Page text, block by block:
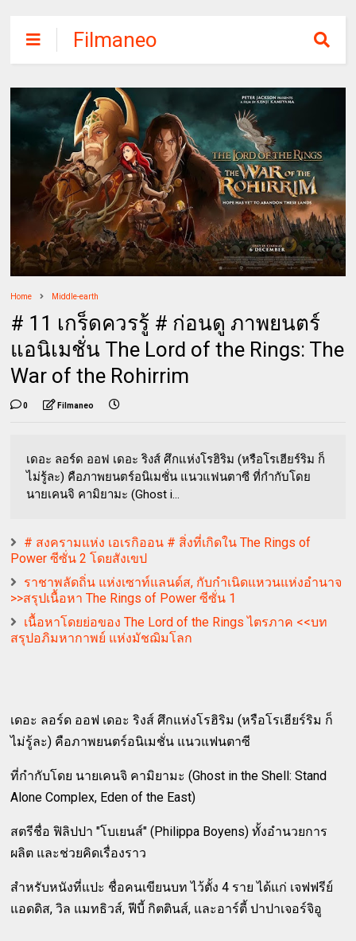
Filmaneo
Home Middle-earth
# 11 เกร็ดควรรู้ # ก่อนดู ภาพยนตร์
แอนิเมชั่น The Lord of the Rings: The
War of the Rohirrim
0 Filmaneo
เดอะ ลอร์ด ออฟ เดอะ ริงส์ ศึกแห่งโรฮิริม (หรือโรเฮียร์ริม ก็
ไม่รู้ละ) คือภาพยนตร์อนิเมชั่น แนวแฟนตาซี ที่กำกับโดย
นายเคนจิ คามิยามะ (Ghost i...
# สงครามแห่ง เอเรกิออน # สิ่งที่เกิดใน The Rings of
Power ซีซั่น 2 โดยสังเขป
ราชาพลัดถิ่น แห่งเซาท์แลนด์ส, กับกำเนิดแหวนแห่งอำนาจ
>>สรุปเนื้อหา The Rings of Power ซีซั่น 1
เนื้อหาโดยย่อของ The Lord of the Rings ไตรภาค <<บท
สรุปอภิมหากาพย์ แห่งมัชฌิมโลก
เดอะ ลอร์ด ออฟ เดอะ ริงส์ ศึกแห่งโรฮิริม (หรือโรเฮียร์ริม ก็
ไม่รู้ละ) คือภาพยนตร์อนิเมชั่น แนวแฟนตาซี
ที่กำกับโดย นายเคนจิ คามิยามะ (Ghost in the Shell: Stand
Alone Complex, Eden of the East)
สตรีชื่อ ฟิลิปปา "โบเยนส์" (Philippa Boyens) ทั้งอำนวยการ
ผลิต และช่วยคิดเรื่องราว
สำหรับหนังที่แปะ ชื่อคนเขียนบท ไว้ตั้ง 4 ราย ได้แก่ เจฟฟรีย์
แอดดิส, วิล แมทธิวส์, ฟีบี้ กิตตินส์, และอาร์ตี้ ปาปาเจอร์จิอู